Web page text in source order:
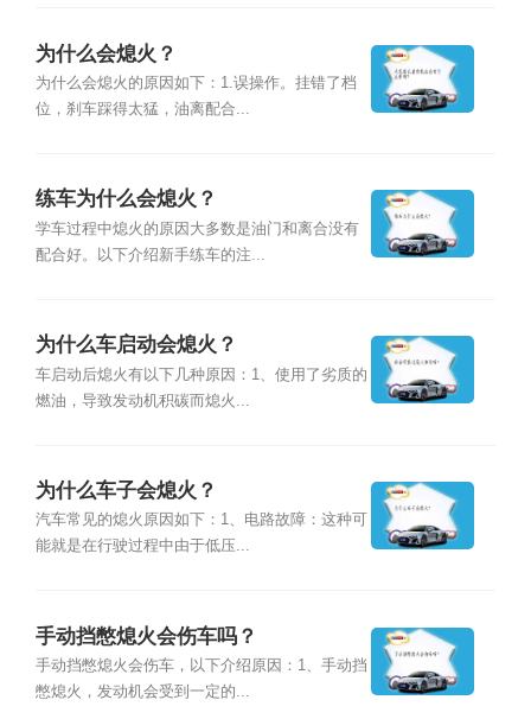
为什么会熄火？
为什么会熄火的原因如下：1.误操作。挂错了档
位，刹车踩得太猛，油离配合...
练车为什么会熄火？
学车过程中熄火的原因大多数是油门和离合没有
配合好。以下介绍新手练车的注...
为什么车启动会熄火？
车启动后熄火有以下几种原因：1、使用了劣质的
燃油，导致发动机积碳而熄火...
为什么车子会熄火？
汽车常见的熄火原因如下：1、电路故障：这种可
能就是在行驶过程中由于低压...
手动挡憋熄火会伤车吗？
手动挡憋熄火会伤车，以下介绍原因：1、手动挡
憋熄火，发动机会受到一定的...